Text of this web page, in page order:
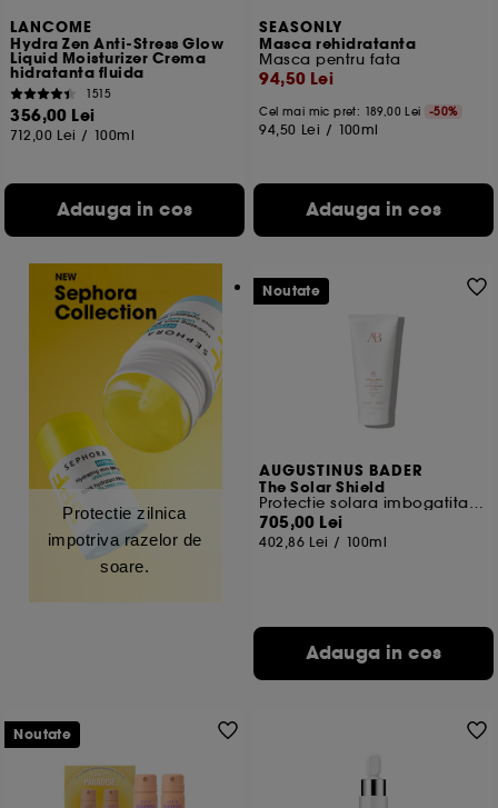
LANCOME
Hydra Zen Anti-Stress Glow
Liquid Moisturizer Crema
hidratanta fluida
1515
356,00 Lei
712,00 Lei / 100ml
Adauga in cos
SEASONLY
Masca rehidratanta
Masca pentru fata
94,50 Lei
Cel mai mic pret: 189,00 Lei -50%
94,50 Lei / 100ml
Adauga in cos
Protectie zilnica
impotriva razelor de
soare.
AUGUSTINUS BADER
The Solar Shield
Protectie solara imbogatita cu TFC8®
705,00 Lei
402,86 Lei / 100ml
Adauga in cos
Noutate
Noutate